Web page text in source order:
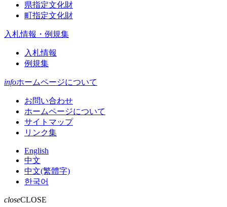
県指定文化財
町指定文化財
入札情報・例規集
入札情報
例規集
infoホームページについて
お問い合わせ
ホームページについて
サイトマップ
リンク集
English
中文
中文(繁體字)
한국어
closeCLOSE